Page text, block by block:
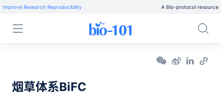
Improve Research Reproducibility A Bio-protocol resource
烟草体系BiFC